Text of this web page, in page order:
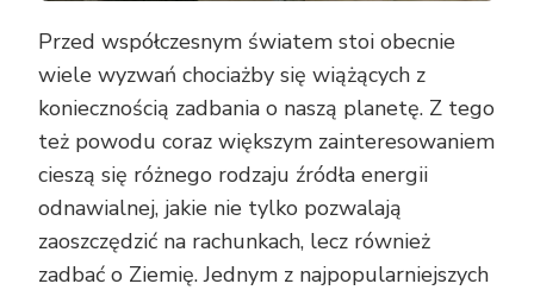
Przed współczesnym światem stoi obecnie
wiele wyzwań chociażby się wiążących z
koniecznością zadbania o naszą planetę. Z tego
też powodu coraz większym zainteresowaniem
cieszą się różnego rodzaju źródła energii
odnawialnej, jakie nie tylko pozwalają
zaoszczędzić na rachunkach, lecz również
zadbać o Ziemię. Jednym z najpopularniejszych